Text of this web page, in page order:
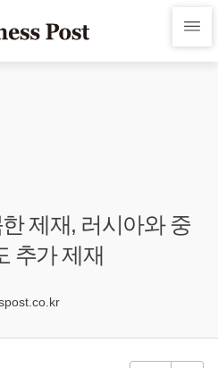
제재, 러시아와 중
추가 제재